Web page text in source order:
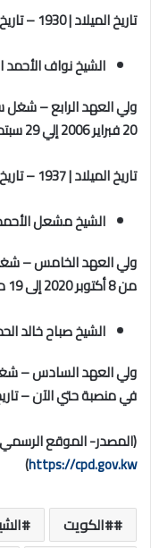
تاريخ الميلاد | 1930
–
الشيخ نواف الأحمد
ولي العهد الرابع–
20 فبراير 2006 إلي 29 سبتمبر 2020
تاريخ الميلاد | 1937
–
الشيخ مشعل الأحمد
ولي العهد الخامس–
من 8 أكتوبر 2020 إلى 19 ديسمبر 2023
الشيخ صباح خالد
ولي العهد السادس–
في منصبة حتي الآن–
(المصدر- الموقع
https://cpd.gov.kw
)
#الكويت